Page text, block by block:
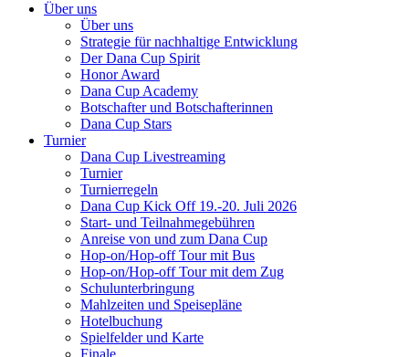
Über uns
Über uns
Strategie für nachhaltige Entwicklung
Der Dana Cup Spirit
Honor Award
Dana Cup Academy
Botschafter und Botschafterinnen
Dana Cup Stars
Turnier
Dana Cup Livestreaming
Turnier
Turnierregeln
Dana Cup Kick Off 19.-20. Juli 2026
Start- und Teilnahmegebühren
Anreise von und zum Dana Cup
Hop-on/Hop-off Tour mit Bus
Hop-on/Hop-off Tour mit dem Zug
Schulunterbringung
Mahlzeiten und Speisepläne
Hotelbuchung
Spielfelder und Karte
Finale